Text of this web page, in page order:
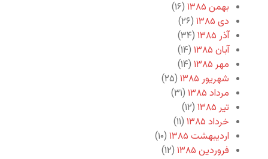
بهمن ۱۳۸۵
(۱۶)
دی ۱۳۸۵
(۲۶)
آذر ۱۳۸۵
(۳۴)
آبان ۱۳۸۵
(۱۴)
مهر ۱۳۸۵
(۱۴)
شهریور ۱۳۸۵
(۲۵)
مرداد ۱۳۸۵
(۳۱)
تیر ۱۳۸۵
(۱۲)
خرداد ۱۳۸۵
(۱۱)
اردیبهشت ۱۳۸۵
(۱۰)
فروردین ۱۳۸۵
(۱۲)